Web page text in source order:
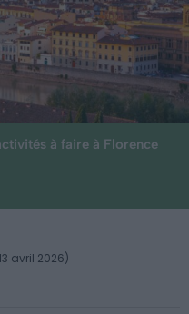
à faire à Florence
avril 2026)